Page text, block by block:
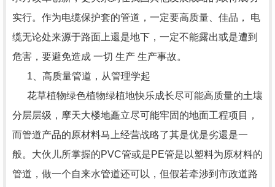
实行。作为电缆保护套的管道，一定要高质量、佳品， 电
缆无论处来源于路面上還是地下，一定不能露出或是遭到
危害，要避免造成 一切 生产 生产事故。
1、高质量管道，从管理学起
花草植物绿色植物绿植地快乐成长尽可能高质量的土壤
分层层级，摩天大楼地矗立尽可能牢固的地面工程项目，
而管道产品的原材料马上经营战略了其是优是劣還是一
般。大伙儿所掌握的PVC管或是PE管是以塑料为原材料的
管道，做一个自来水管道还可以，但假若牵涉到市政道路